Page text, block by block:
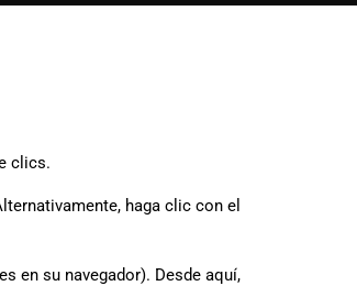
clics.
haga clic con el
en su navegador). Desde aquí,